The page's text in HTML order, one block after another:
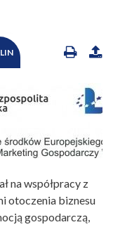
na współpracy z
otoczenia biznesu
gospodarczą,